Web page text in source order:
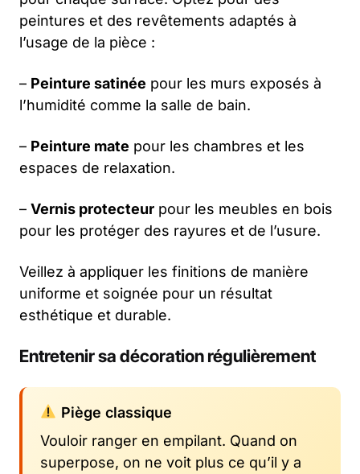
peintures et des revêtements adaptés à
l’usage de la pièce :
– Peinture satinée pour les murs exposés à
l’humidité comme la salle de bain.
– Peinture mate pour les chambres et les
espaces de relaxation.
– Vernis protecteur pour les meubles en bois
pour les protéger des rayures et de l’usure.
Veillez à appliquer les finitions de manière
uniforme et soignée pour un résultat
esthétique et durable.
Entretenir sa décoration régulièrement
Piège classique
Vouloir ranger en empilant. Quand on
superpose, on ne voit plus ce qu’il y a